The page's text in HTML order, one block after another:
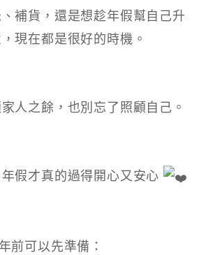
補貨，還是想趁年假幫自己升
現在都是很好的時機。
人之餘，也別忘了照顧自己。
假才真的過得開心又安心
前可以先準備：